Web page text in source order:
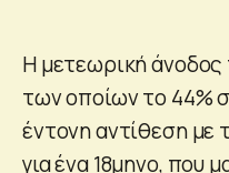
Η μετεωρική
των οποίων το 44%
έντονη αντίθεση με
για ένα 18μηνο, που